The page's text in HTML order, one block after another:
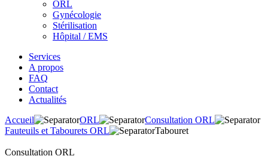
ORL
Gynécologie
Stérilisation
Hôpital / EMS
Services
A propos
FAQ
Contact
Actualités
Accueil
ORL
Consultation ORL
Fauteuils et Tabourets ORL
Tabouret
Consultation ORL